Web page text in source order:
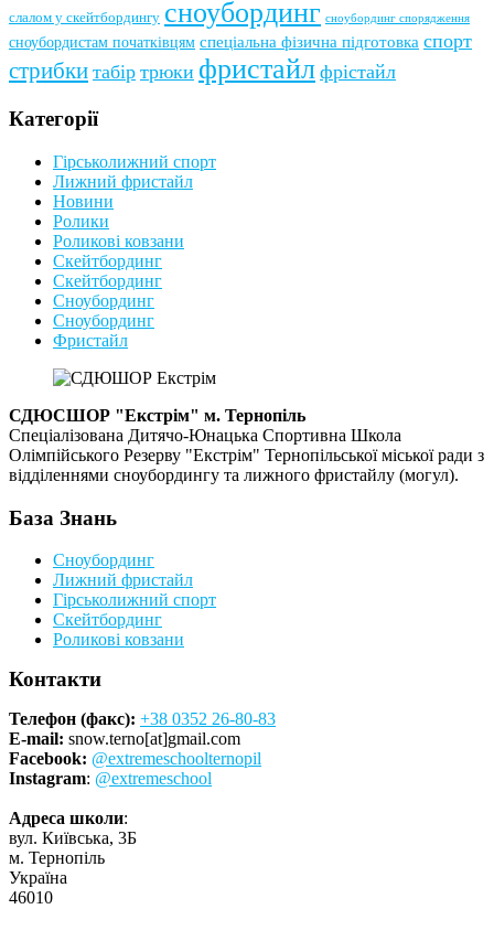
слалом у скейтбордингу сноубординг сноубординг спорядження
сноубордистам початківцям спеціальна фізична підготовка спорт
стрибки табір трюки фристайл фрістайл
Категорії
Гірськолижний спорт
Лижний фристайл
Новини
Ролики
Роликові ковзани
Скейтбординг
Скейтбординг
Сноубординг
Сноубординг
Фристайл
СДЮСШОР "Екстрім" м. Тернопіль
Спеціалізована Дитячо-Юнацька Спортивна Школа
Олімпійського Резерву "Екстрім" Тернопільської міської ради з
відділеннями сноубордингу та лижного фристайлу (могул).
База Знань
Сноубординг
Лижний фристайл
Гірськолижний спорт
Скейтбординг
Роликові ковзани
Контакти
Телефон (факс): +38 0352 26-80-83
E-mail: snow.terno[at]gmail.com
Facebook: @extremeschoolternopil
Instagram: @extremeschool
Адреса школи:
вул. Київська, 3Б
м. Тернопіль
Україна
46010